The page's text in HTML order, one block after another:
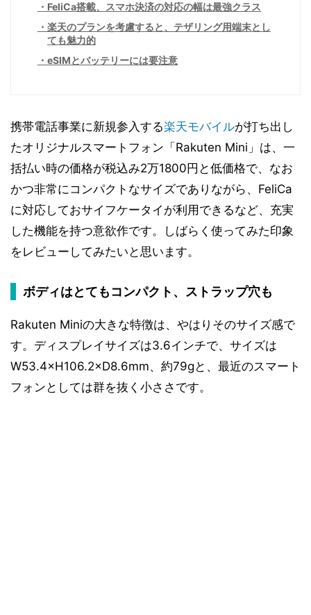
FeliCa搭載、スマホ決済の対応の幅は最強クラス
楽天のプランを考慮すると、テザリング用端末とし
ても魅力的
eSIMとバッテリーには要注意
携帯電話事業に新規参入する楽天モバイルが打ち出し
たオリジナルスマートフォン「Rakuten Mini」は、一
括払い時の価格が税込み2万1800円と低価格で、なお
かつ非常にコンパクトなサイズでありながら、FeliCa
に対応しておサイフケータイが利用できるなど、充実
した機能を持つ意欲作です。しばらく使ってみた印象
をレビューしてみたいと思います。
ボディはとてもコンパクト、ストラップ穴も
Rakuten Miniの大きな特徴は、やはりそのサイズ感で
す。ディスプレイサイズは3.6インチで、サイズは
W53.4×H106.2×D8.6mm、約79gと、最近のスマート
フォンとしては群を抜く小ささです。